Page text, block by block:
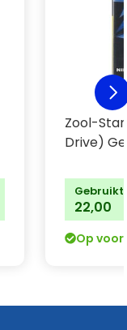
Zool-
Drive)
Gebruikt
22,00
Op